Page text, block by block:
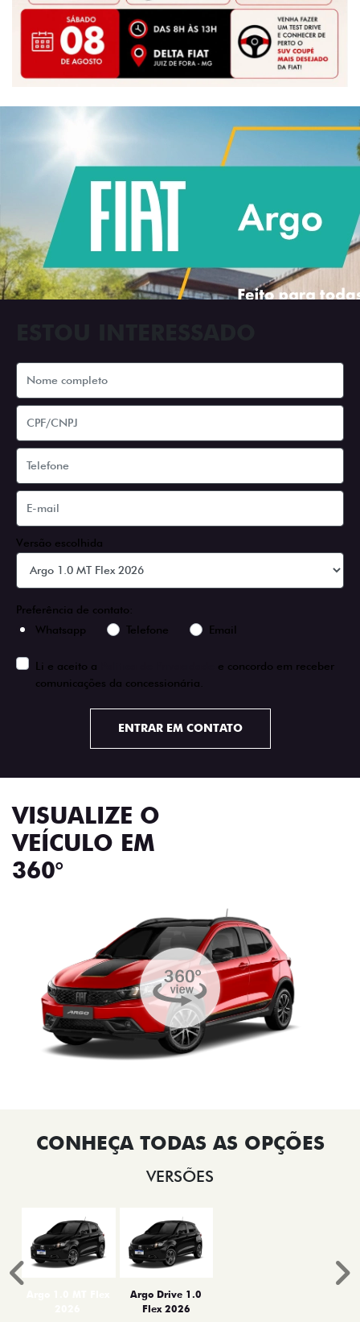
Versão escolhida
Preferência de contato:
Whatsapp
Telefone Email
Li e aceito a
e concordo em receber
comunicações da concessionária.
ENTRAR EM CONTATO
VISUALIZE O
VEÍCULO EM
360°
VERSÕES
Argo Drive 1.0
Flex 2026
Anterior